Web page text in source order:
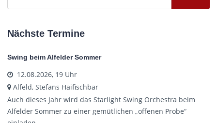
Nächste Termine
Swing beim Alfelder Sommer
12.08.2026, 19 Uhr
Alfeld, Stefans Haifischbar
Auch dieses Jahr wird das Starlight Swing Orchestra beim
Alfelder Sommer zu einer gemütlichen „offenen Probe“